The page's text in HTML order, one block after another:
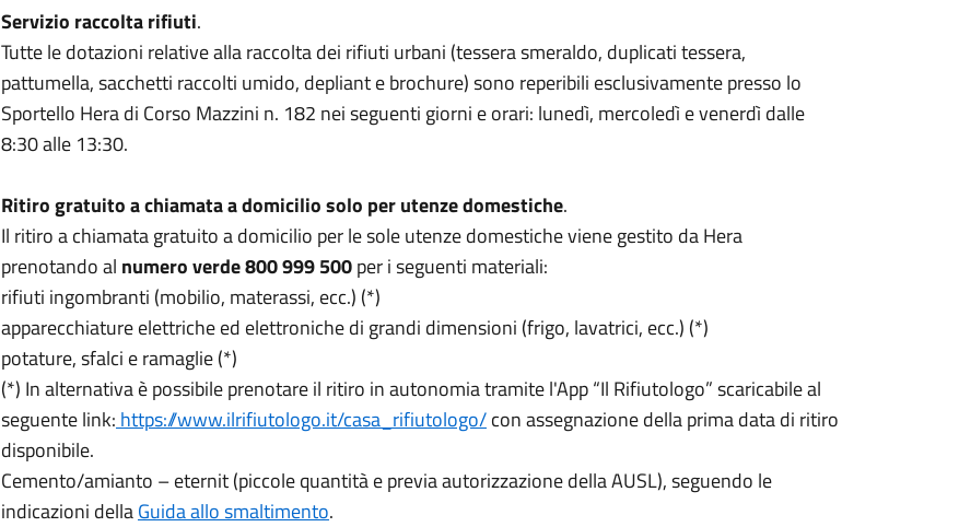
Servizio raccolta rifiuti.
Tutte le dotazioni relative alla raccolta dei rifiuti urbani (tessera smeraldo, duplicati tessera,
pattumella, sacchetti raccolti umido, depliant e brochure) sono reperibili esclusivamente presso lo
Sportello Hera di Corso Mazzini n. 182 nei seguenti giorni e orari: lunedì, mercoledì e venerdì dalle
8:30 alle 13:30.
Ritiro gratuito a chiamata a domiciliosolo per utenze domestiche.
Il ritiro a chiamata gratuito a domicilio per le sole utenze domestiche viene gestito da Hera
prenotando al numero verde800 999 500per i seguenti materiali:
rifiuti ingombranti (mobilio, materassi, ecc.) (*)
apparecchiature elettriche ed elettroniche di grandi dimensioni (frigo, lavatrici, ecc.) (*)
potature, sfalci e ramaglie (*)
(*) In alternativa è possibile prenotare il ritiro in autonomia tramite l'App “Il Rifiutologo” scaricabile al
seguente link: https://www.ilrifiutologo.it/casa_rifiutologo/con assegnazione della prima data di ritiro
disponibile.
Cemento/amianto – eternit (piccole quantità e previa autorizzazione della AUSL), seguendo le
indicazioni dellaGuida allo smaltimento.